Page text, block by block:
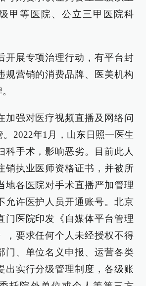
甲等医院、公立三甲医院科
开展专项治理行动，有平台封
规营销的消费品牌、医美机构
加强对医疗视频直播及网络问
2022年1月，山东日照一医生
科手术，影响恶劣。目前此人
销执业医师资格证书，并被所
地各医院对手术直播严加管理
允许医护人员开通账号。北京
门医院印发《自媒体平台管理
，要求任何个人未经授权不得
门、单位名义申报、运营各类
出实行分级管理制度，各级账